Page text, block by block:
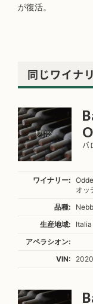
が復活。
同じワイナ
バ
ワイナリー:
オッ
品種:
生産地域:
アペラシオン:
VIN:
2020